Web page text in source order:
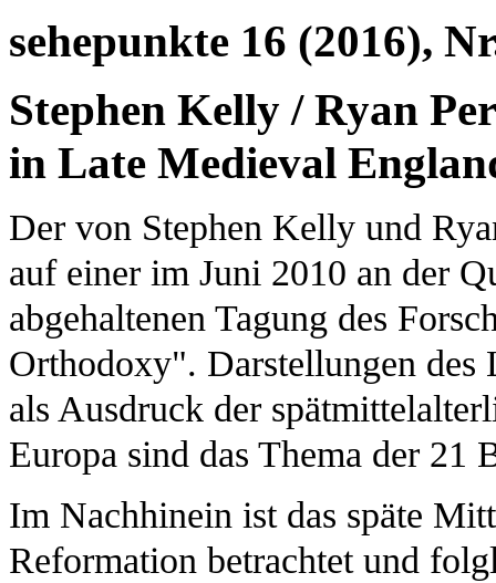
sehepunkte 16 (2016),
Stephen Kelly / Ryan
in Late Medieval
Der von Stephen Kelly und
auf einer im Juni 2010 an der
abgehaltenen Tagung des
Orthodoxy". Darstellungen des
als Ausdruck der
Europa sind das Thema der 21
Im Nachhinein ist das späte
Reformation betrachtet und